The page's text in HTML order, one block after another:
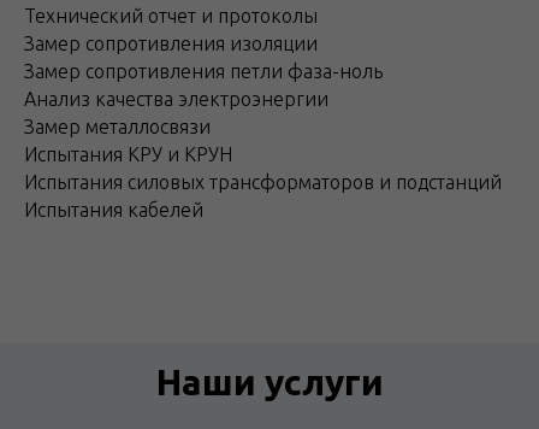
Технический отчет и протоколы
Замер сопротивления изоляции
Замер сопротивления петли фаза-ноль
Анализ качества электроэнергии
Замер металлосвязи
Испытания КРУ и КРУН
Испытания силовых трансформаторов и подстанций
Испытания кабелей
Наши услуги